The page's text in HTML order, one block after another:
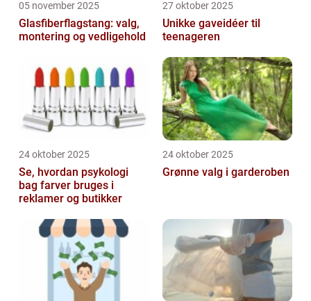
05 november 2025
Glasfiberflagstang: valg,
montering og vedligehold
27 oktober 2025
Unikke gaveidéer til
teenageren
24 oktober 2025
Se, hvordan psykologi
bag farver bruges i
reklamer og butikker
24 oktober 2025
Grønne valg i garderoben